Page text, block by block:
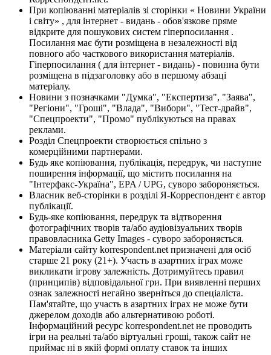
При копіюванні матеріалів зі сторінки « Новини України
і світу» , для інтернет - видань - обов'язкове пряме
відкрите для пошукових систем гіперпосилання .
Посилання має бути розміщена в незалежності від
повного або часткового використання матеріалів.
Гіперпосилання ( для інтернет - видань) - повинна бути
розміщена в підзаголовку або в першому абзаці
матеріалу.
Новини з позначками "Думка", "Експертиза", "Заява",
"Регіони", "Гроші", "Влада", "Вибори", "Тест-драйв",
"Спецпроекти", "Промо" публікуються на правах
реклами.
Розділ Спецпроекти створюється спільно з
комерційними партнерами.
Будь яке копіювання, публікація, передрук, чи наступне
поширення інформації, що містить посилання на
"Інтерфакс-Україна", EPA / UPG, суворо забороняється.
Власник веб-сторінки в розділі Я-Корреспондент є автор
публікації.
Будь-яке копіювання, передрук та відтворення
фотографічних творів та/або аудіовізуальних творів
правовласника Getty Images - суворо забороняється.
Матеріали сайту korrespondent.net призначені для осіб
старше 21 року (21+). Участь в азартних іграх може
викликати ігрову залежність. Дотримуйтесь правил
(принципів) відповідальної гри. При виявленні перших
ознак залежності негайно зверніться до спеціаліста.
Пам'ятайте, що участь в азартних іграх не може бути
джерелом доходів або альтернативою роботі.
Інформаційний ресурс korrespondent.net не проводить
ігри на реальні та/або віртуальні гроші, також сайт не
приймає ні в якій формі оплату ставок та інших